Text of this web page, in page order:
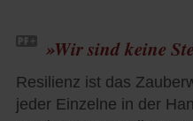
»Wir sind keine
Resilienz ist das
jeder Einzelne in der